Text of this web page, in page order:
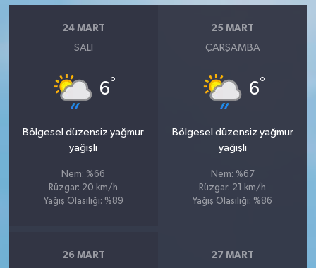
24 MART
SALI
6°
Bölgesel düzensiz yağmur
yağışlı
Nem: %66
Rüzgar: 20 km/h
Yağış Olasılığı: %89
25 MART
ÇARŞAMBA
6°
Bölgesel düzensiz yağmur
yağışlı
Nem: %67
Rüzgar: 21 km/h
Yağış Olasılığı: %86
26 MART 27 MART